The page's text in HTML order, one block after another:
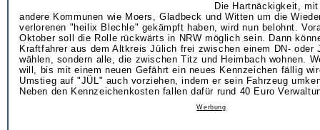
Die Hartnäckigkeit,
andere Kommunen wie Moers, Gladbeck und Witten um die
verlorenen "heilix Blechle" gekämpft haben, wird nun belohnt.
Oktober soll die Rolle rückwärts in NRW möglich sein. Dann
Kraftfahrer aus dem Altkreis Jülich frei zwischen einem DN- oder
wählen, sondern alle, die zwischen Titz und Heimbach wohnen.
will, bis mit einem neuen Gefährt ein neues Kennzeichen fällig
Umstieg auf "JÜL" auch vorziehen, indem er sein Fahrzeug
Neben den Kennzeichenkosten fallen dafür rund 40 Euro
Werbung